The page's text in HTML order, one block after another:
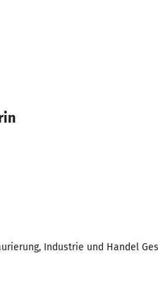
Industrie und Handel